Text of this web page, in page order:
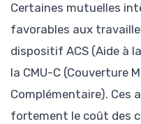
Certaines mutuelles
favorables aux
dispositif ACS (Aide à
la CMU-C (Couverture
Complémentaire). Ces
fortement le coût des